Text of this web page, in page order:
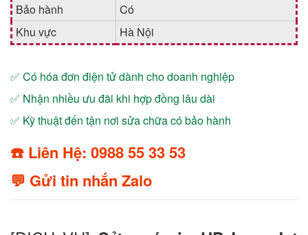
Bảo hành
Có
Khu vực
Hà Nội
✅ Có hóa đơn điện tử dành cho doanh nghiệp
✅ Nhận nhiều ưu đãi khi hợp đồng lâu dài
✅ Kỹ thuật đến tận nơi sửa chữa có bảo hành
☎️ Liên Hệ: 0988 55 33 53
💬 Gửi tin nhắn Zalo